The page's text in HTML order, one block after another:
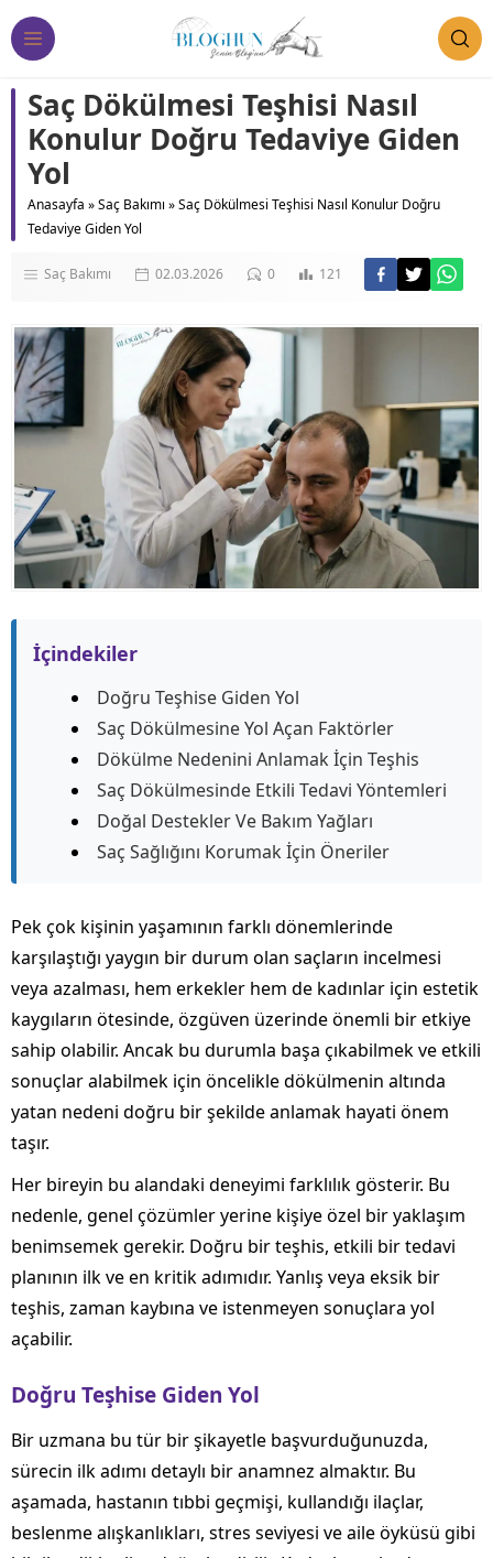
Saç Dökülmesi Teşhisi Nasıl
Konulur Doğru Tedaviye Giden
Yol
Anasayfa »Saç Bakımı »Saç Dökülmesi Teşhisi Nasıl Konulur Doğru
Tedaviye Giden Yol
Saç Bakımı 02.03.2026 0 121
İçindekiler
Doğru Teşhise Giden Yol
Saç Dökülmesine Yol Açan Faktörler
Dökülme Nedenini Anlamak İçin Teşhis
Saç Dökülmesinde Etkili Tedavi Yöntemleri
Doğal Destekler Ve Bakım Yağları
Saç Sağlığını Korumak İçin Öneriler
Pek çok kişinin yaşamının farklı dönemlerinde
karşılaştığı yaygın bir durum olan saçların incelmesi
veya azalması, hem erkekler hem de kadınlar için estetik
kaygıların ötesinde, özgüven üzerinde önemli bir etkiye
sahip olabilir. Ancak bu durumla başa çıkabilmek ve etkili
sonuçlar alabilmek için öncelikle dökülmenin altında
yatan nedeni doğru bir şekilde anlamak hayati önem
taşır.
Her bireyin bu alandaki deneyimi farklılık gösterir. Bu
nedenle, genel çözümler yerine kişiye özel bir yaklaşım
benimsemek gerekir. Doğru bir teşhis, etkili bir tedavi
planının ilk ve en kritik adımıdır. Yanlış veya eksik bir
teşhis, zaman kaybına ve istenmeyen sonuçlara yol
açabilir.
Doğru Teşhise Giden Yol
Bir uzmana bu tür bir şikayetle başvurduğunuzda,
sürecin ilk adımı detaylı bir anamnez almaktır. Bu
aşamada, hastanın tıbbi geçmişi, kullandığı ilaçlar,
beslenme alışkanlıkları, stres seviyesi ve aile öyküsü gibi